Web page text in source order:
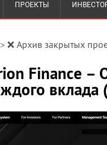
ПРОЕКТЫ
> ❌ Архив закрытых
Finance –
вклада